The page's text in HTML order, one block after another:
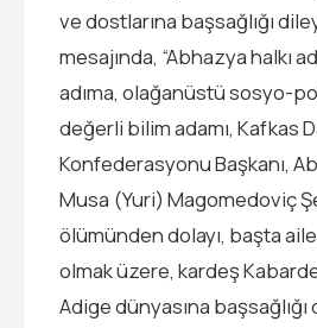
ve dostlarına başsağlığı
mesajında, “Abhazya halkı
adıma, olağanüstü sosyo-
değerli bilim adamı, Kafkas
Konfederasyonu Başkanı,
Musa (Yuri) Magomedoviç
ölümünden dolayı, başta
olmak üzere, kardeş
Adige dünyasına